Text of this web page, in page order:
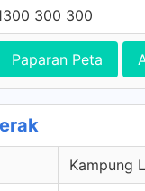
300 300
Paparan Peta
Kampung